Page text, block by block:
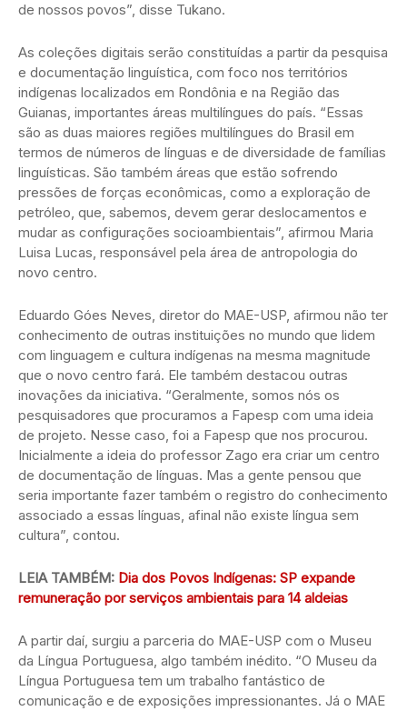
de nossos povos”, disse Tukano.
As coleções digitais serão constituídas a partir da pesquisa
e documentação linguística, com foco nos territórios
indígenas localizados em Rondônia e na Região das
Guianas, importantes áreas multilíngues do país. “Essas
são as duas maiores regiões multilíngues do Brasil em
termos de números de línguas e de diversidade de famílias
linguísticas. São também áreas que estão sofrendo
pressões de forças econômicas, como a exploração de
petróleo, que, sabemos, devem gerar deslocamentos e
mudar as configurações socioambientais”, afirmou Maria
Luisa Lucas, responsável pela área de antropologia do
novo centro.
Eduardo Góes Neves, diretor do MAE-USP, afirmou não ter
conhecimento de outras instituições no mundo que lidem
com linguagem e cultura indígenas na mesma magnitude
que o novo centro fará. Ele também destacou outras
inovações da iniciativa. “Geralmente, somos nós os
pesquisadores que procuramos a Fapesp com uma ideia
de projeto. Nesse caso, foi a Fapesp que nos procurou.
Inicialmente a ideia do professor Zago era criar um centro
de documentação de línguas. Mas a gente pensou que
seria importante fazer também o registro do conhecimento
associado a essas línguas, afinal não existe língua sem
cultura”, contou.
LEIA TAMBÉM: Dia dos Povos Indígenas: SP expande
remuneração por serviços ambientais para 14 aldeias
A partir daí, surgiu a parceria do MAE-USP com o Museu
da Língua Portuguesa, algo também inédito. “O Museu da
Língua Portuguesa tem um trabalho fantástico de
comunicação e de exposições impressionantes. Já o MAE